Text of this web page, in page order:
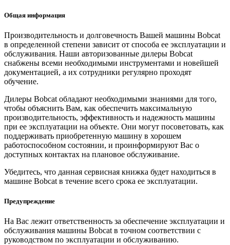
Общая информация
Производительность и долговечность Вашей машины Bobcat
в определенной степени зависит от способа ее эксплуатации и
обслуживания. Наши авторизованные дилеры Bobcat
снабжены всеми необходимыми инструментами и новейшей
документацией, а их сотрудники регулярно проходят
обучение.
Дилеры Bobcat обладают необходимыми знаниями для того,
чтобы объяснить Вам, как обеспечить максимальную
производительность, эффективность и надежность машины
при ее эксплуатации на объекте. Они могут посоветовать, как
поддерживать приобретенную машину в хорошем
работоспособном состоянии, и проинформируют Вас о
доступных контактах на плановое обслуживание.
Убедитесь, что данная сервисная книжка будет находиться в
машине Bobcat в течение всего срока ее эксплуатации.
Предупреждение
На Вас лежит ответственность за обеспечение эксплуатации и
обслуживания машины Bobcat в точном соответствии с
руководством по эксплуатации и обслуживанию.